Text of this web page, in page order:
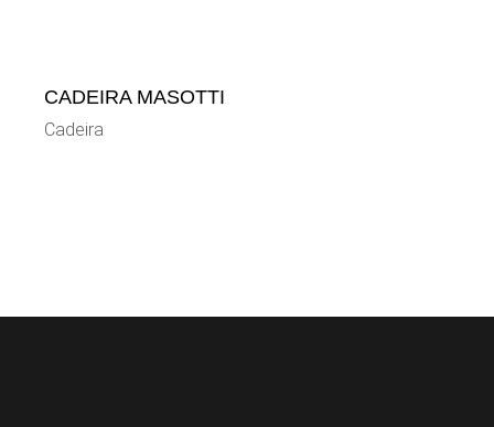
CADEIRA MASOTTI
Cadeira